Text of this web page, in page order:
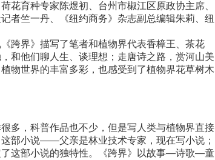
花育种专家陈煜初、台州市椒江区原政协主席、
者竺一丹、《纽约商务》杂志副总编辑朱莉、纽
跨界》描写了笔者和植物界代表香樟王、茶花
和他们聊人生、谈理想；走唐诗之路，赏河山美
物世界的丰富多彩，也感受到了植物界花草树木
多，科普作品也不少，但是写人类与植物界直接
部小说——父亲是林业技术专家，现在写小说；
了这部小说的独特性。《跨界》以故事—诗歌—童